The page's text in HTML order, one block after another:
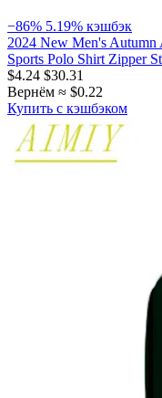
−86% 5.19% кэшбэк
2024 New Men's
Sports Polo Shirt Zipper
$4.24 $30.31
Вернём ≈ $0.22
Купить с кэшбэком